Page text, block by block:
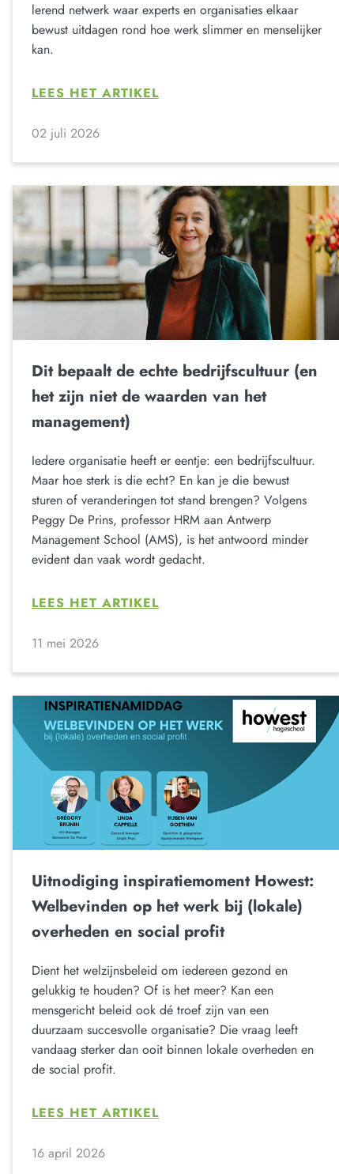
lerend netwerk waar experts en organisaties elkaar
bewust uitdagen rond hoe werk slimmer en menselijker
kan.
LEES HET ARTIKEL
02 juli 2026
Dit bepaalt de echte bedrijfscultuur (en
het zijn niet de waarden van het
management)
Iedere organisatie heeft er eentje: een bedrijfscultuur.
Maar hoe sterk is die echt? En kan je die bewust
sturen of veranderingen tot stand brengen? Volgens
Peggy De Prins, professor HRM aan Antwerp
Management School (AMS), is het antwoord minder
evident dan vaak wordt gedacht.
LEES HET ARTIKEL
11 mei 2026
Uitnodiging inspiratiemoment Howest:
Welbevinden op het werk bij (lokale)
overheden en social profit
Dient het welzijnsbeleid om iedereen gezond en
gelukkig te houden? Of is het meer? Kan een
mensgericht beleid ook dé troef zijn van een
duurzaam succesvolle organisatie? Die vraag leeft
vandaag sterker dan ooit binnen lokale overheden en
de social profit.
LEES HET ARTIKEL
16 april 2026